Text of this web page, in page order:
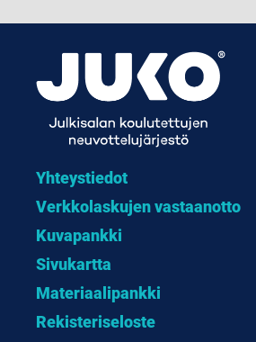
Yhteystiedot
Verkkolaskujen vastaanotto
Kuvapankki
Sivukartta
Materiaalipankki
Rekisteriseloste